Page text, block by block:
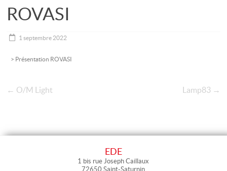
ROVASI
1 septembre 2022
> Présentation ROVASI
← O/M Light Lamp83 →
EDE
1 bis rue Joseph Caillaux
72650 Saint-Saturnin